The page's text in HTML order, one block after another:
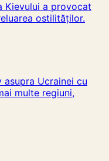
Kievului a provocat
ostilităților.
asupra Ucrainei cu
multe regiuni,